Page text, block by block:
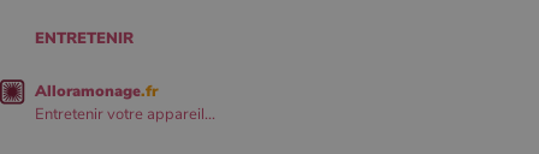
ENTRETENIR
Alloramonage.fr
Entretenir votre appareil...